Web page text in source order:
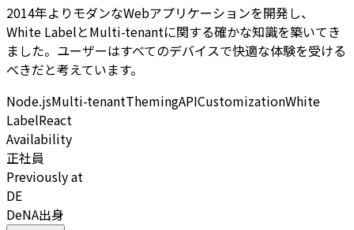
2014年よりモダンなWebアプリケーションを開発し、
White LabelとMulti-tenantに関する確かな知識を築いてき
ました。ユーザーはすべてのデバイスで快適な体験を受ける
べきだと考えています。
Node.jsMulti-tenantThemingAPICustomizationWhite
LabelReact
Availability
正社員
Previously at
DE
DeNA出身